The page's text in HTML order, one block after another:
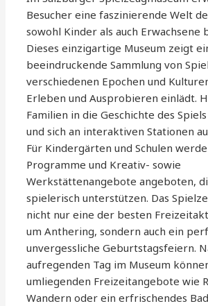
Besucher eine faszinierende Welt
sowohl Kinder als auch Erwachsene
Dieses einzigartige Museum zeigt
beeindruckende Sammlung von
verschiedenen Epochen und
Erleben und Ausprobieren einlädt.
Familien in die Geschichte des
und sich an interaktiven Stationen
Für Kindergärten und Schulen
Programme und Kreativ- sowie
Werkstättenangebote angeboten,
spielerisch unterstützen. Das
nicht nur eine der besten
um Anthering, sondern auch ein
unvergessliche Geburtstagsfeiern.
aufregenden Tag im Museum
umliegenden Freizeitangebote wie
Wandern oder ein erfrischendes